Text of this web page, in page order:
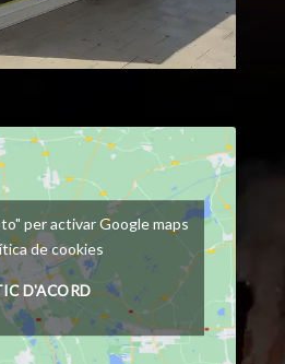
per activar Google maps
de cookies
D'ACORD